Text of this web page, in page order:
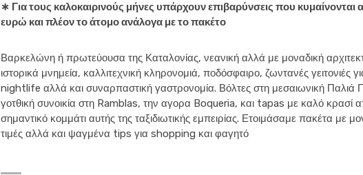
∗ Για τους καλοκαιρινούς μήνες υπάρχουν επιβαρύνσεις που κυμαίνονται
ευρώ και πλέον το άτομο ανάλογα με το πακέτο
Βαρκελώνη ή πρωτεύουσα της Καταλονίας, νεανική αλλά με μοναδική
ιστορικά μνημεία, καλλιτεχνική κληρονομιά, ποδόσφαιρο, ζωντανές γειτονιές
nightlife αλλά και συναρπαστική γαστρονομία. Βόλτες στη μεσαιωνική Παλιά
γοτθική συνοικία στη Ramblas, την αγορα Boqueria, και tapas με καλό κρασί
σημαντικό κομμάτι αυτής της ταξιδιωτικής εμπειρίας. Ετοιμάσαμε πακέτα με
τιμές αλλά και ψαγμένα tips για shopping και φαγητό